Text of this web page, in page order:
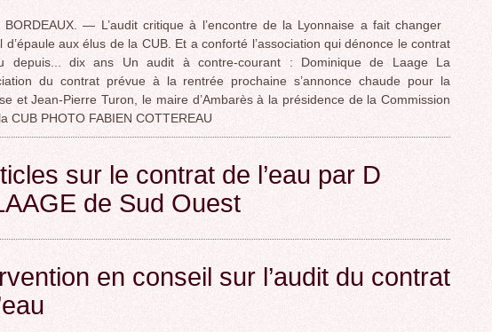
BORDEAUX. — L’audit critique à l’encontre de la Lyonnaise a fait changer
d’épaule aux élus de la CUB. Et a conforté l’association qui dénonce le contrat
depuis... dix ans Un audit à contre-courant : Dominique de Laage La
du contrat prévue à la rentrée prochaine s’annonce chaude pour la
et Jean-Pierre Turon, le maire d’Ambarès à la présidence de la Commission
CUB PHOTO FABIEN COTTEREAU
sur le contrat de l’eau par D
de Sud Ouest
en conseil sur l’audit du contrat